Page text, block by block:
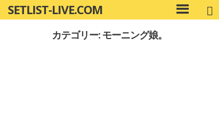
ン
SETLIST-LIVE.COM
メ
イ
カテゴリー: モーニング娘。